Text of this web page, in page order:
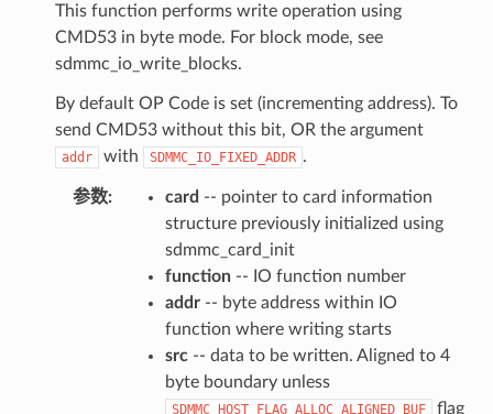
This function performs write operation using
CMD53 in byte mode. For block mode, see
sdmmc_io_write_blocks.
By default OP Code is set (incrementing address). To
send CMD53 without this bit, OR the argument
addr with SDMMC_IO_FIXED_ADDR .
参数: card -- pointer to card information
structure previously initialized using
sdmmc_card_init
function-- IO function number
addr-- byte address within IO
function where writing starts
src-- data to be written. Aligned to 4
byte boundary unless
SDMMC_HOST_FLAG_ALLOC_ALIGNED_BUF
flag